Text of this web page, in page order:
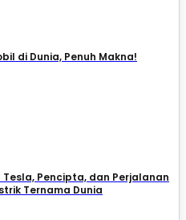
di Dunia, Penuh Makna!
Tesla, Pencipta, dan Perjalanan
Ternama Dunia